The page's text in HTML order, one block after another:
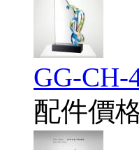
GG-CH-
配件價